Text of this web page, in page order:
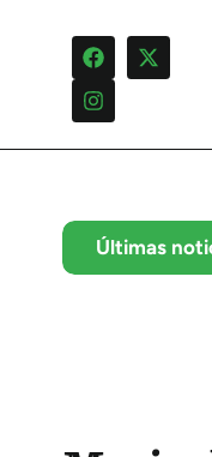
Últimas
35º aniversario con